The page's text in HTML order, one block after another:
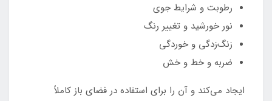
رطوبت و شرایط جوی
نور خورشید و تغییر رنگ
زنگ‌زدگی و خوردگی
ضربه و خط و خش
ایجاد می‌کند و آن را برای استفاده در فضای باز کاملاً